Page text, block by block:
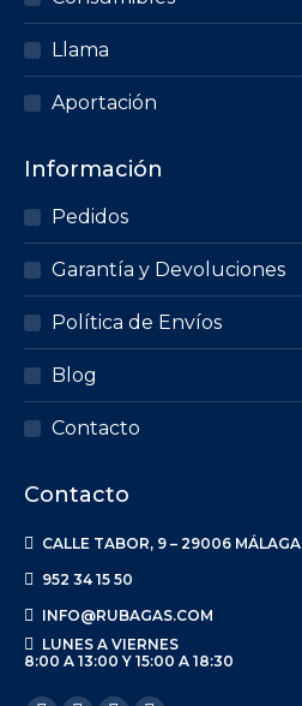
Llama
Aportación
Información
Pedidos
Garantía y Devoluciones
Política de Envíos
Blog
Contacto
Contacto
CALLE TABOR, 9 – 29006 MÁLAGA
952 34 15 50
INFO@RUBAGAS.COM
LUNES A VIERNES
8:00 A 13:00 Y 15:00 A 18:30